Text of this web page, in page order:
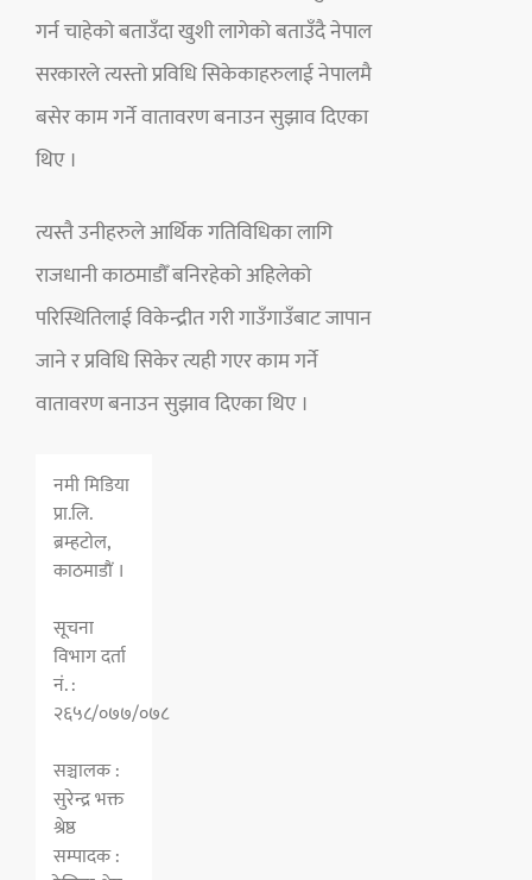
गर्न चाहेको बताउँदा खुशी लागेको बताउँदै नेपाल
सरकारले त्यस्तो प्रविधि सिकेकाहरुलाई नेपालमै
बसेर काम गर्ने वातावरण बनाउन सुझाव दिएका
थिए ।
त्यस्तै उनीहरुले आर्थिक गतिविधिका लागि
राजधानी काठमाडौँ बनिरहेको अहिलेको
परिस्थितिलाई विकेन्द्रीत गरी गाउँगाउँबाट जापान
जाने र प्रविधि सिकेर त्यही गएर काम गर्ने
वातावरण बनाउन सुझाव दिएका थिए ।
नमी मिडिया
प्रा.लि.
ब्रम्हटाेल,
काठमाडाैं ।
सूचना
विभाग दर्ता
नं. :
२६५८/०७७/०७८
सञ्चालक :
सुरेन्द्र भक्त
श्रेष्ठ
सम्पादक :